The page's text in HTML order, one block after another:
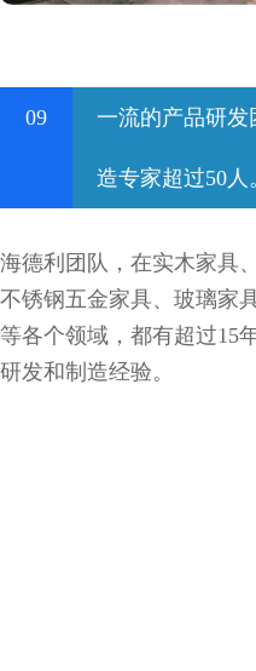
09 一流的产品研发
造专家超过50人
海德利团队，在实木家具
不锈钢五金家具、玻璃家
等各个领域，都有超过15
研发和制造经验。